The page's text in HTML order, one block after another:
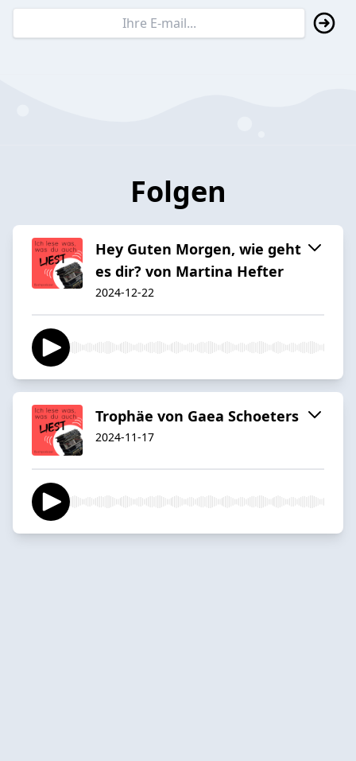
Folgen
Hey Guten Morgen, wie geht
es dir? von Martina Hefter
2024-12-22
Trophäe von Gaea Schoeters
2024-11-17